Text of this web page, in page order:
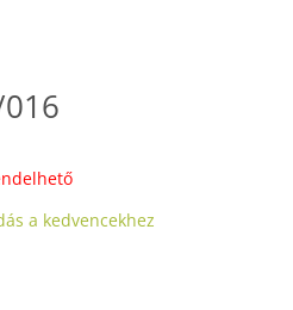
a kedvencekhez